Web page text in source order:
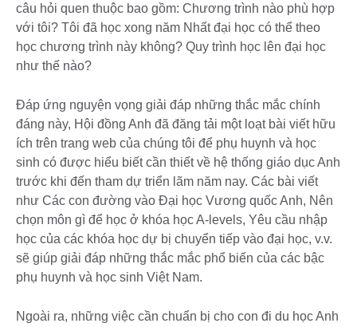
câu hỏi quen thuộc bao gồm: Chương trình nào phù hợp
với tôi? Tôi đã học xong năm Nhất đại học có thể theo
học chương trình này không? Quy trình học lên đại học
như thế nào?
Đáp ứng nguyện vọng giải đáp những thắc mắc chính
đáng này, Hội đồng Anh đã đăng tải một loạt bài viết hữu
ích trên trang web của chúng tôi để phụ huynh và học
sinh có được hiểu biết cần thiết về hệ thống giáo dục Anh
trước khi đến tham dự triển lãm năm nay. Các bài viết
như Các con đường vào Đại học Vương quốc Anh, Nên
chọn môn gì để học ở khóa học A-levels, Yêu cầu nhập
học của các khóa học dự bị chuyển tiếp vào đại học, v.v.
sẽ giúp giải đáp những thắc mắc phổ biến của các bậc
phụ huynh và học sinh Việt Nam.
Ngoài ra, những việc cần chuẩn bị cho con đi du học Anh